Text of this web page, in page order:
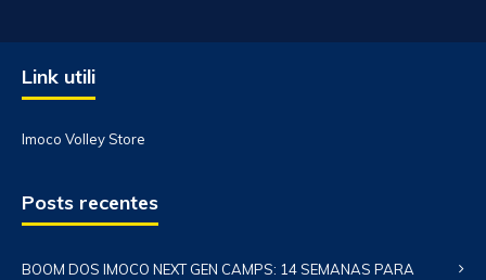
Link utili
Imoco Volley Store
Posts recentes
BOOM DOS IMOCO NEXT GEN CAMPS: 14 SEMANAS PARA